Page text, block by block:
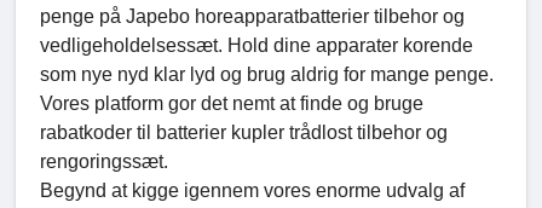
penge på Japebo horeapparatbatterier tilbehor og
vedligeholdelsessæt. Hold dine apparater korende
som nye nyd klar lyd og brug aldrig for mange penge.
Vores platform gor det nemt at finde og bruge
rabatkoder til batterier kupler trådlost tilbehor og
rengoringssæt.
Begynd at kigge igennem vores enorme udvalg af